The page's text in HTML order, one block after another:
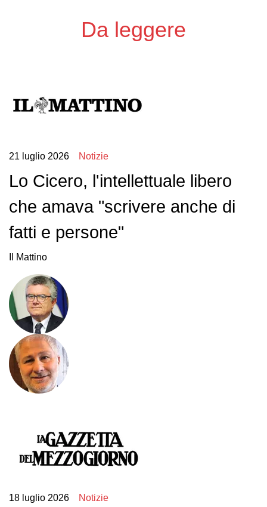
Da leggere
21 luglio 2026 Notizie
Lo Cicero, l'intellettuale libero
che amava "scrivere anche di
fatti e persone"
Il Mattino
18 luglio 2026 Notizie